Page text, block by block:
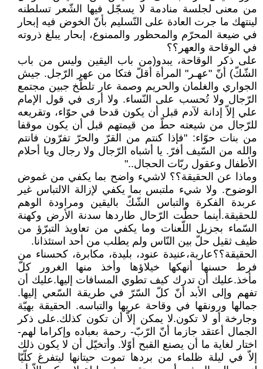
من معنى لجلسة منادمة لا يسجّل فيها الشّعر تسلطنه
لينتهك ما جرت العادة على التّسليم بأنّ الخوض فيه إبحار
في ضيعة المحرّم والمحظور والممنوع، إبحار يبلغ ذروته
في الوقاحة والعهر؟؟
على ذكر الوقاحة، يبدو(من باب اليقين وليس من باب
الشّكّ) أنّ "عهـر" المرأة أقلّ فتكا من عهر الرّجل. جيش
الجواري والغلمان والحريم وصمة عار تلطّخ جبين مجتمع
الرّجال ولا تُحسب على النّساء. ولا أرى في قول الإمام
علي إلاّ إدانة لآدم قبل أن يكون قدحا في حوّاء، وتقريعه
للرّجال من شيعته حطّ من قيمتهم قبل أن يكون موقفا
من بنات حوّاء: "فإذا كنتم من القرّ والحرّ تفرّون فانتم
والله من السّيف أفرّ. يا أشباه الرّجال ولا رجال ويا أحلام
الأطفال وعقول ربّات الحجال.."
وماذا عن الحقيقة؟؟ لاشيء واضح بما يكفي من غموض
الوضوح. ولا شيء ملتبس بما يكفي لإزالة الالتباس غير
عربدة الفكرة والتباس الشّكّ باليقين ومراودة الوهم
للحقيقة.أينما حطّت الرّحال طاردها سدنة الأرض وكهنة
السّماء بجزيل اللّعنات وما يكفي من تعاويذ التبرّؤ من
ظيف ثقيل حلّ بين النّاس ولم يطلب من أحد استئذانا.
الحقيقة؟؟عارية،عنيدة عنود، بليدة، مكابرة، كحسناء من
فرط حسنها أنهكها خيلاؤها وأخذ منها الغرور كلّ
مأخذ.عليك أن تدرك كيف تطوي المسافات إليها.عليك أن
تفهم وإلى الأبد أنّ كلّ السّرّ في طريقة السّعي إليها.
جمالها ورونقها في وقاحة عريها والتباسه. الحقيقة بهيّة
وجارخة أو لا تكون.لا يمكن إلاّ أن تكون كذلك.على ذكر
الجمال أعتقد جازما أنّ الرّبّ- رحمة بعباده وإكراما لهم-
اختار لغاية ما أن يصنع القبح أوّلا. وأتخيّل أن لا يكون ذلك
إلاّ في ليلة ظلماء من بردها تموت حيتانها ليتفرغ كلّيّا